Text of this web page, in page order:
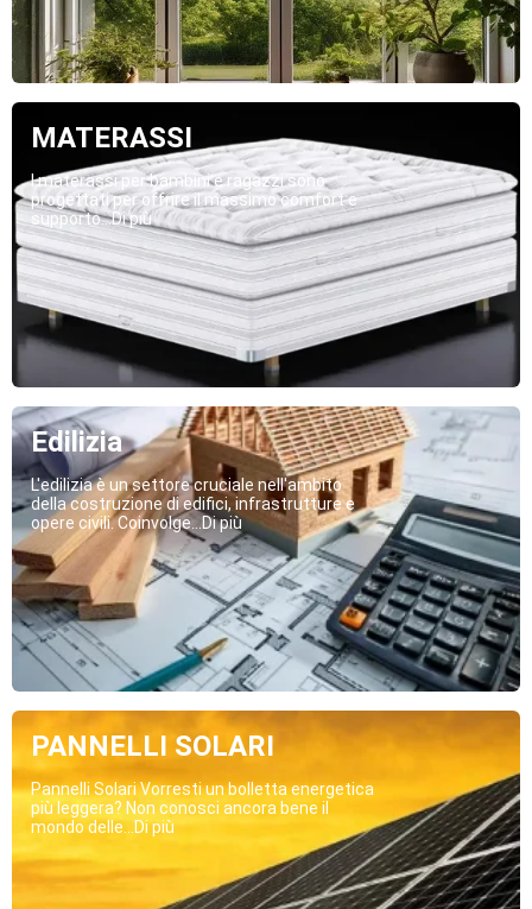
MATERASSI
I materassi per bambini e ragazzi sono
progettati per offrire il massimo comfort e
supporto...Di più
Edilizia
L'edilizia è un settore cruciale nell'ambito
della costruzione di edifici, infrastrutture e
opere civili. Coinvolge...Di più
PANNELLI SOLARI
Pannelli Solari Vorresti un bolletta energetica
più leggera? Non conosci ancora bene il
mondo delle...Di più